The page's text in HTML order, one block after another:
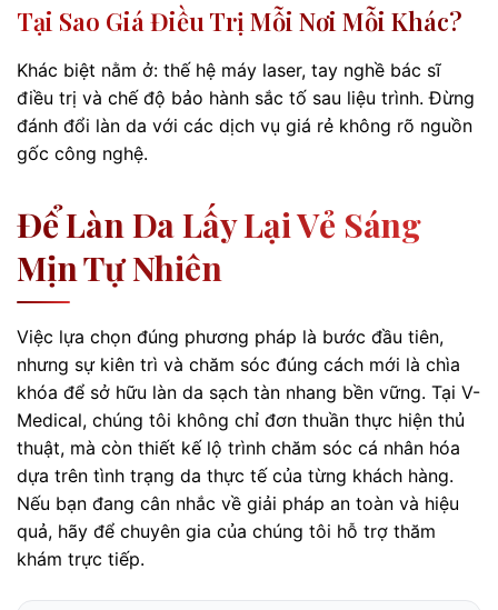
Tại Sao Giá Điều Trị Mỗi Nơi Mỗi Khác?
Khác biệt nằm ở: thế hệ máy laser, tay nghề bác sĩ
điều trị và chế độ bảo hành sắc tố sau liệu trình. Đừng
đánh đổi làn da với các dịch vụ giá rẻ không rõ nguồn
gốc công nghệ.
Để Làn Da Lấy Lại Vẻ Sáng
Mịn Tự Nhiên
Việc lựa chọn đúng phương pháp là bước đầu tiên,
nhưng sự kiên trì và chăm sóc đúng cách mới là chìa
khóa để sở hữu làn da sạch tàn nhang bền vững. Tại V-
Medical, chúng tôi không chỉ đơn thuần thực hiện thủ
thuật, mà còn thiết kế lộ trình chăm sóc cá nhân hóa
dựa trên tình trạng da thực tế của từng khách hàng.
Nếu bạn đang cân nhắc về giải pháp an toàn và hiệu
quả, hãy để chuyên gia của chúng tôi hỗ trợ thăm
khám trực tiếp.